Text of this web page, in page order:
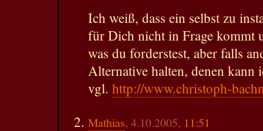
Ich weiß, dass ein selbst zu
für Dich nicht in Frage kommt
was du forderstest, aber falls
Alternative halten, denen kann
vgl. http://www.christoph-
Mathias, 4.10.2005, 11:51